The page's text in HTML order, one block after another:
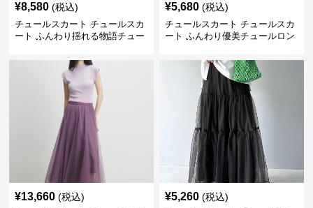
¥8,580 (税込)
チュールスカート チュールスカ
ート ふんわり揺れる物語チュー
¥5,680 (税込)
チュールスカート チュールスカ
ート ふんわり優美チュールロン
¥13,660 (税込) ¥5,260 (税込)